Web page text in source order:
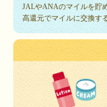
JALやANAのマイルを貯
高還元でマイルに交換す